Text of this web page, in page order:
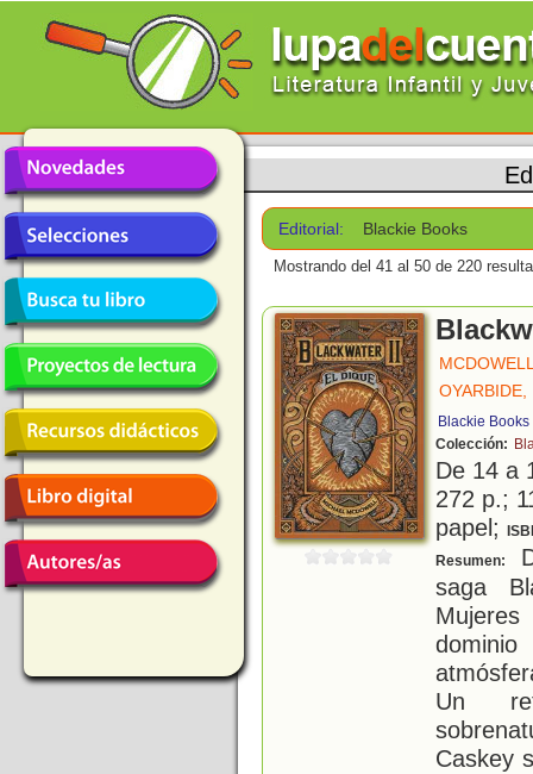
Editorial: Blackie Books
Mostrando del 41 al 50 de 220
OYARBIDE,
Blackie Books
Colección:
De 14 a
272 p.;
papel;
Resumen:
saga
Un
Caskey